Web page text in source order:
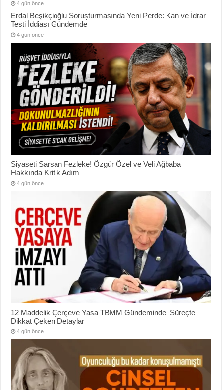
4 gün önce
Erdal Beşikçioğlu Soruşturmasında Yeni Perde: Kan ve İdrar
Testi İddiası Gündemde
4 gün önce
Siyaseti Sarsan Fezleke! Özgür Özel ve Veli Ağbaba
Hakkında Kritik Adım
4 gün önce
12 Maddelik Çerçeve Yasa TBMM Gündeminde: Süreçte
Dikkat Çeken Detaylar
4 gün önce